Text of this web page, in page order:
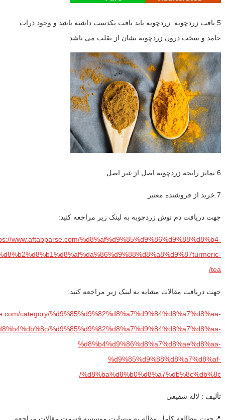
5.بافت زردچوبه: زردچوبه باید بافت یکدست داشته باشد و وجود ذرات
جامد و سخت درون زردچوبه نشان از تقلب می باشد.
6.تمایز رایحه زردچوبه اصل از غیر اصل
7.خرید از فروشنده معتبر
جهت دریافت دم نوش زردچوبه به لینک زیر مراجعه کنید:
www.aftabparse.com/%d8%af%d9%85%d9%86%d9%88%d8%b4-
tea/
جهت دریافت مقالات مشابه به لینک زیر مراجعه کنید:
category/%d9%85%d9%82%d8%a7%d9%84%d8%a7%d8%aa-
%d9%85%d9%82%d8%a7%d9%84%d8%a7%d8%aa-
%d8%b4%d9%86%d8%a7%d8%ae%d8%aa-
%d9%85%d9%88%d8%a7%d8%af-
%d8%ba%d8%b0%d8%a7%db%8c%db%8c/
تألیف : لاله شفیعی
📍جهت مطالعه کامل مقاله به وبسایت موسسه قسمت مقالات مراجعه